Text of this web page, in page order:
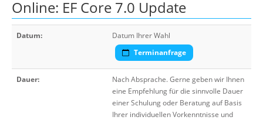
Online: EF Core 7.0 Update
Datum:
Datum Ihrer Wahl
Terminanfrage
Dauer:
Nach Absprache. Gerne geben wir Ihnen
eine Empfehlung für die sinnvolle Dauer
einer Schulung oder Beratung auf Basis
Ihrer individuellen Vorkenntnisse und